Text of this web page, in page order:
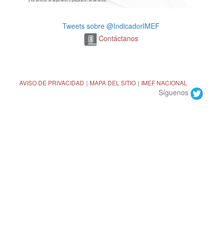
Tweets sobre @IndicadorIMEF
Contáctanos
AVISO DE PRIVACIDAD | MAPA DEL SITIO | IMEF NACIONAL
Síguenos